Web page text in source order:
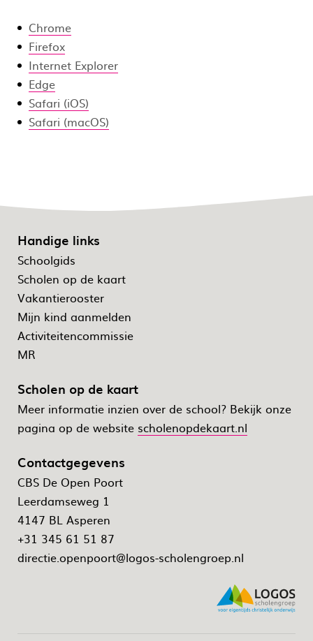
Chrome
Firefox
Internet Explorer
Edge
Safari (iOS)
Safari (macOS)
Handige links
Schoolgids
Scholen op de kaart
Vakantierooster
Mijn kind aanmelden
Activiteitencommissie
MR
Scholen op de kaart
Meer informatie inzien over de school? Bekijk onze
pagina op de website scholenopdekaart.nl
Contactgegevens
CBS De Open Poort
Leerdamseweg 1
4147 BL Asperen
+31 345 61 51 87
directie.openpoort@logos-scholengroep.nl